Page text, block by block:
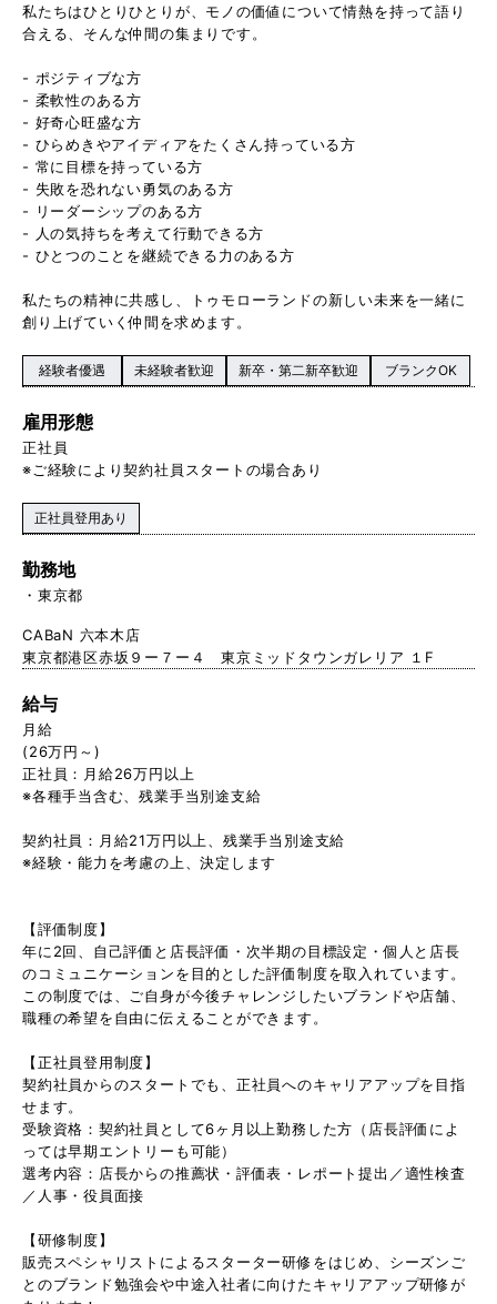
私たちはひとりひとりが、モノの価値について情熱を持って語り
合える、そんな仲間の集まりです。
- ポジティブな方
- 柔軟性のある方
- 好奇心旺盛な方
- ひらめきやアイディアをたくさん持っている方
- 常に目標を持っている方
- 失敗を恐れない勇気のある方
- リーダーシップのある方
- 人の気持ちを考えて行動できる方
- ひとつのことを継続できる力のある方
私たちの精神に共感し、トゥモローランドの新しい未来を一緒に
創り上げていく仲間を求めます。
経験者優遇 未経験者歓迎 新卒・第二新卒歓迎 ブランクOK
雇用形態
正社員
※ご経験により契約社員スタートの場合あり
正社員登用あり
勤務地
東京都
CABaN 六本木店
東京都港区赤坂９ー７ー４ 東京ミッドタウンガレリア １F
給与
月給
(26万円～)
正社員：月給26万円以上
※各種手当含む、残業手当別途支給
契約社員：月給21万円以上、残 業手当別途支給
※経験・能力を考慮の上、決定します
【評価制度】
年に2回、自己評価と店長評価・次半期の目標設定・個人と店長
のコミュニケーションを目的とした評価制度を取入れています。
この制度では、ご自身が今後チャレンジしたいブランドや店舗、
職種の希望を自由に伝えることができます。
【正社員登用制度】
契約社員からのスタートでも、正社員へのキャリアアップを目指
せます。
受験資格：契約社員として6ヶ月以上勤務した方（店長評価によ
っては早期エントリーも可能）
選考内容：店長からの推薦状・評価表・レポート提出／適性検査
／人事・役員面接
【研修制度】
販売スペシャリストによるスターター研修をはじめ、シーズンご
とのブランド勉強会や中途入社者に向けたキャリアアップ研修が